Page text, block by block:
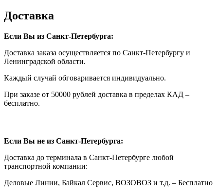
Доставка
Если Вы из Санкт-Петербурга:
Доставка заказа осуществляется по Санкт-Петербургу и
Ленинградской области.
Каждый случай обговаривается индивидуально.
При заказе от 50000 рублей доставка в пределах КАД –
бесплатно.
Если Вы не из Санкт-Петербурга:
Доставка до терминала в Санкт-Петербурге любой
транспортной компании:
Деловые Линии, Байкал Сервис, ВОЗОВОЗ и т.д. – Бесплатно